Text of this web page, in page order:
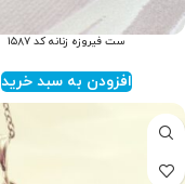
ست فیروزه زنانه کد ۱۵۸۷
افزودن به سبد خرید